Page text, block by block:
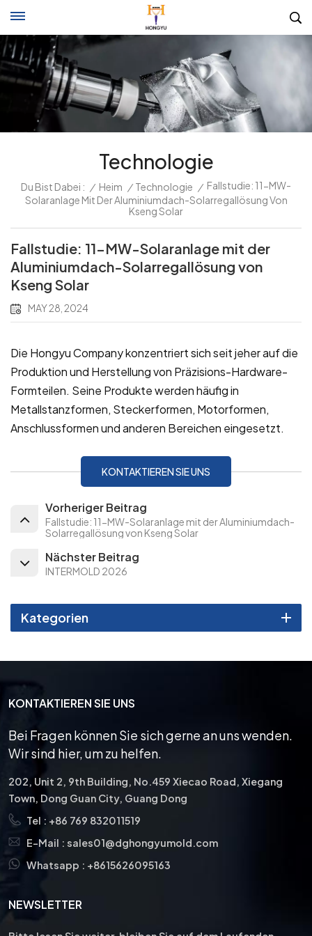
Technologie
Du Bist Dabei : / Heim / Technologie / Fallstudie: 11-MW-
Solaranlage Mit Der Aluminiumdach-Solarregallösung Von
Kseng Solar
Fallstudie: 11-MW-Solaranlage mit der
Aluminiumdach-Solarregallösung von
Kseng Solar
MAY 28, 2024
Die Hongyu Company konzentriert sich seit jeher auf die
Produktion und Herstellung von Präzisions-Hardware-
Formteilen. Seine Produkte werden häufig in
Metallstanzformen, Steckerformen, Motorformen,
Anschlussformen und anderen Bereichen eingesetzt.
KONTAKTIEREN SIE UNS
Vorheriger Beitrag
Fallstudie: 11-MW-Solaranlage mit der Aluminiumdach-
Solarregallösung von Kseng Solar
Nächster Beitrag
INTERMOLD 2026
Kategorien
KONTAKTIEREN SIE UNS
Bei Fragen können Sie sich gerne an uns wenden.
Wir sind hier, um zu helfen.
202, Unit 2, 9th Building, No.459 Xiecao Road, Xiegang
Town, Dong Guan City, Guang Dong
Tel : +86 769 832011519
E-Mail : sales01@dghongyumold.com
Whatsapp : +8615626095163
NEWSLETTER